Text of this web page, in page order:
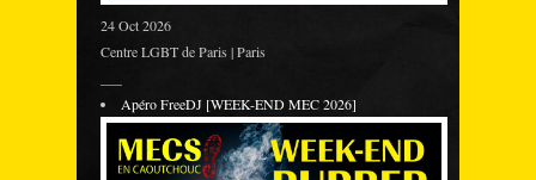
24 Oct 2026
Centre LGBT de Paris | Paris
Apéro FreeDJ [WEEK-END MEC 2026]